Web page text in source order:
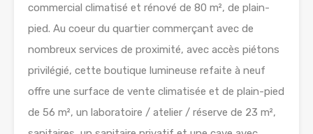
commercial climatisé et rénové de 80 m², de plain-
pied. Au coeur du quartier commerçant avec de
nombreux services de proximité, avec accès piétons
privilégié, cette boutique lumineuse refaite à neuf
offre une surface de vente climatisée et de plain-pied
de 56 m², un laboratoire / atelier / réserve de 23 m²,